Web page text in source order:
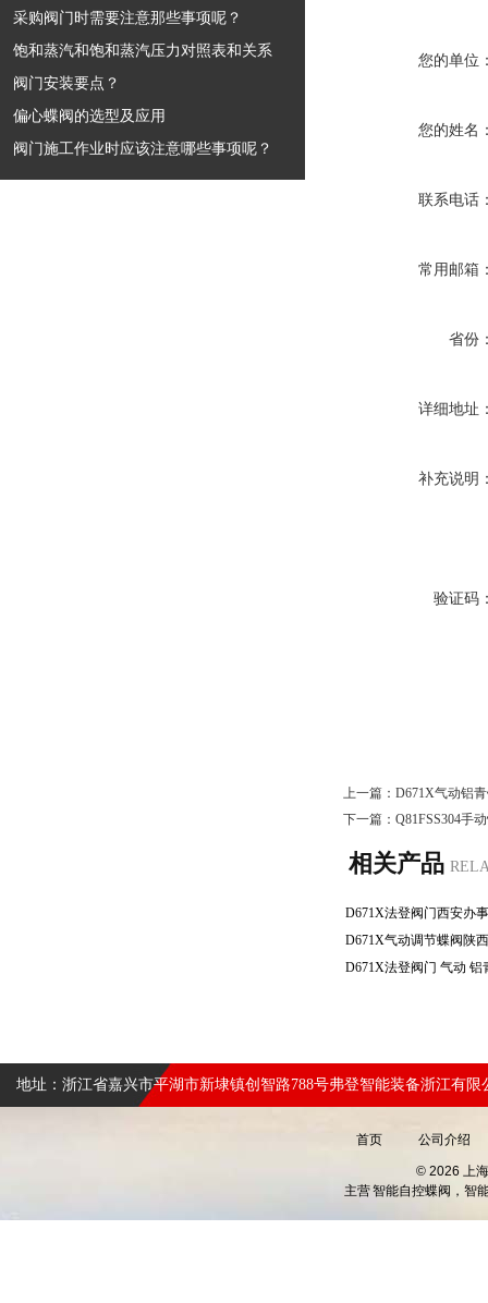
采购阀门时需要注意那些事项呢？
饱和蒸汽和饱和蒸汽压力对照表和关系
阀门安装要点？
偏心蝶阀的选型及应用
阀门施工作业时应该注意哪些事项呢？
您的单位
您的姓名
联系电话
常用邮箱
省份
详细地址
补充说明
验证码
上一篇： D671X气动铝
下一篇： Q81FSS304手
相关产品
地址：浙江省嘉兴市平湖市新埭镇创智路788号弗登智能装备浙江有限
首页 公司介绍
© 2026 上
主营智能自控蝶阀，智